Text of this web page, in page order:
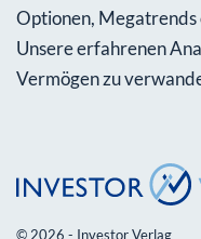
Optionen,
Unsere erfahrenen
Vermögen zu
© 2026 - Investor Verlag